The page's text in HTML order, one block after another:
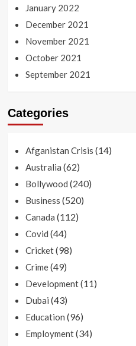
January 2022
December 2021
November 2021
October 2021
September 2021
Categories
Afganistan Crisis (14)
Australia (62)
Bollywood (240)
Business (520)
Canada (112)
Covid (44)
Cricket(98)
Crime(49)
Development(11)
Dubai (43)
Education (96)
Employment(34)